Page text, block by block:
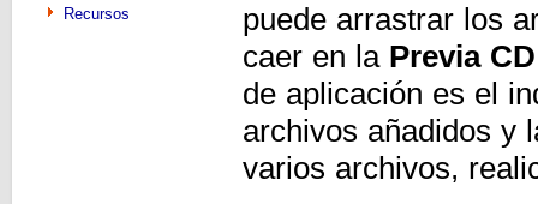
Recursos
puede arrastrar los
caer en la Previa
de aplicación es el
archivos añadidos y
varios archivos,